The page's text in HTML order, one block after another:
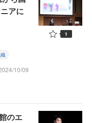
アに
10/09
1
のエ